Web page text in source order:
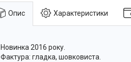
Опис Характеристики
Новинка 2016 року.
Фактура: гладка, шовковиста.